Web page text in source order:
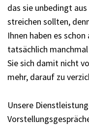
das sie unbedingt
streichen sollten,
Ihnen haben es
tatsächlich
Sie sich damit nicht
mehr, darauf zu
Unsere